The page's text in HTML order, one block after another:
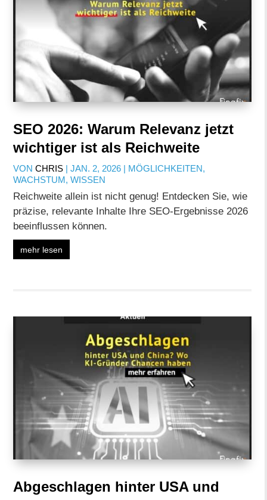
SEO 2026: Warum Relevanz jetzt
wichtiger ist als Reichweite
VONCHRIS |JAN. 2, 2026 | MÖGLICHKEITEN,
WACHSTUM,WISSEN
Reichweite allein ist nicht genug! Entdecken Sie, wie
präzise, relevante Inhalte Ihre SEO-Ergebnisse 2026
beeinflussen können.
mehr lesen
Abgeschlagen hinter USA und